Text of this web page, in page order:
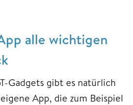
alle wichtigen
Gadgets gibt es natürlich
App, die zum Beispiel